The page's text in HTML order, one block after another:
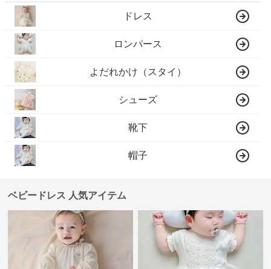
ドレス
ロンパース
よだれかけ（スタイ）
シューズ
靴下
帽子
ベビードレス 人気アイテム